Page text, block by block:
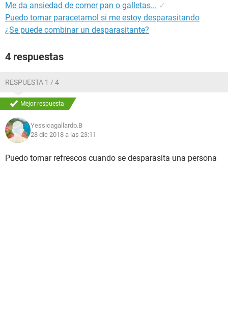
Me da ansiedad de comer pan o galletas... ✓
Puedo tomar paracetamol si me estoy desparasitando
¿Se puede combinar un desparasitante?
4 respuestas
RESPUESTA 1 / 4
Mejor respuesta
Yessicagallardo.B
28 dic 2018 a las 23:11
Puedo tomar refrescos cuando se desparasita una persona